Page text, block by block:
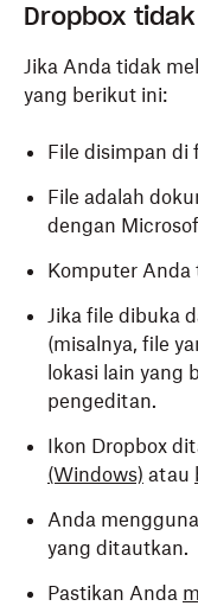
Dropbox
Jika Anda tidak
yang berikut ini:
File disimpan di
File adalah
dengan
Komputer
Jika file dibuka
(misalnya, file
lokasi lain yang
pengeditan.
Ikon Dropbox
(Windows) atau
Anda
yang ditautkan.
Pastikan Anda